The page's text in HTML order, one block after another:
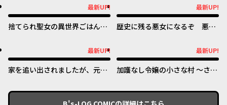
最新UP!
捨てられ聖女の異世界ごはん
最新UP!
歴史に残る悪女になるぞ 悪役
最新UP!
家を追い出されましたが、元気
法と前世知識で快適便利なセカ
最新UP!
加護なし令嬢の小さな村 ～さ
～